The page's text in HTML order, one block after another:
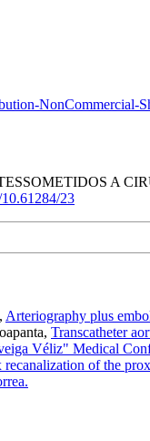
NonCommercial-
A
23
Arteriography plus
Transcatheter
Véliz" Medical
recanalization of the